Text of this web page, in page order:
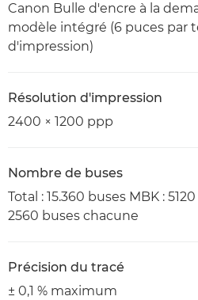
Canon Bulle d'encre à la
modèle intégré (6 puces par
d'impression)
Résolution d'impression
2400 × 1200 ppp
Nombre de buses
Total : 15.360 buses MBK :
2560 buses chacune
Précision du tracé
± 0,1 % maximum